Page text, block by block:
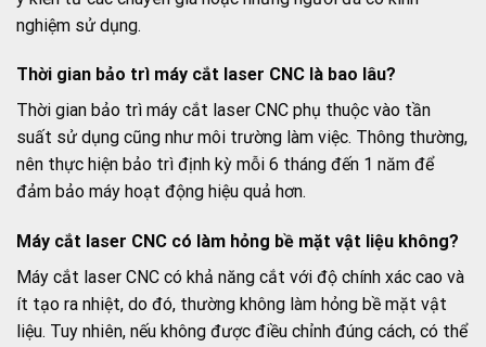
nghiệm sử dụng.
Thời gian bảo trì máy cắt laser CNC là bao lâu?
Thời gian bảo trì máy cắt laser CNC phụ thuộc vào tần
suất sử dụng cũng như môi trường làm việc. Thông thường,
nên thực hiện bảo trì định kỳ mỗi 6 tháng đến 1 năm để
đảm bảo máy hoạt động hiệu quả hơn.
Máy cắt laser CNC có làm hỏng bề mặt vật liệu không?
Máy cắt laser CNC có khả năng cắt với độ chính xác cao và
ít tạo ra nhiệt, do đó, thường không làm hỏng bề mặt vật
liệu. Tuy nhiên, nếu không được điều chỉnh đúng cách, có thể